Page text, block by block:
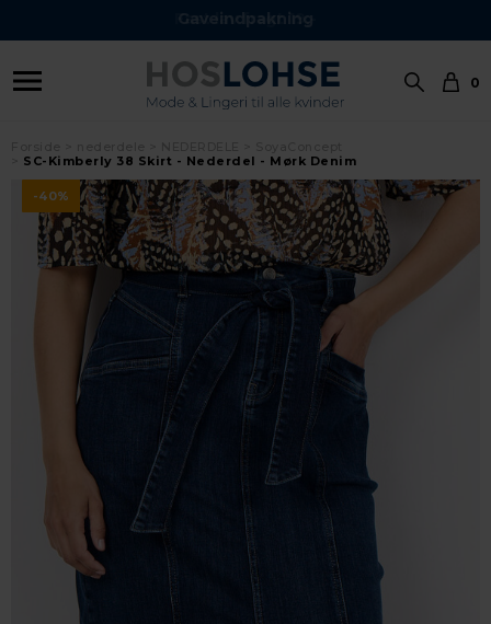
Gaveindpakning
0
SC-Kimberly 38 Skirt - Nederdel - Mørk Denim
-40%